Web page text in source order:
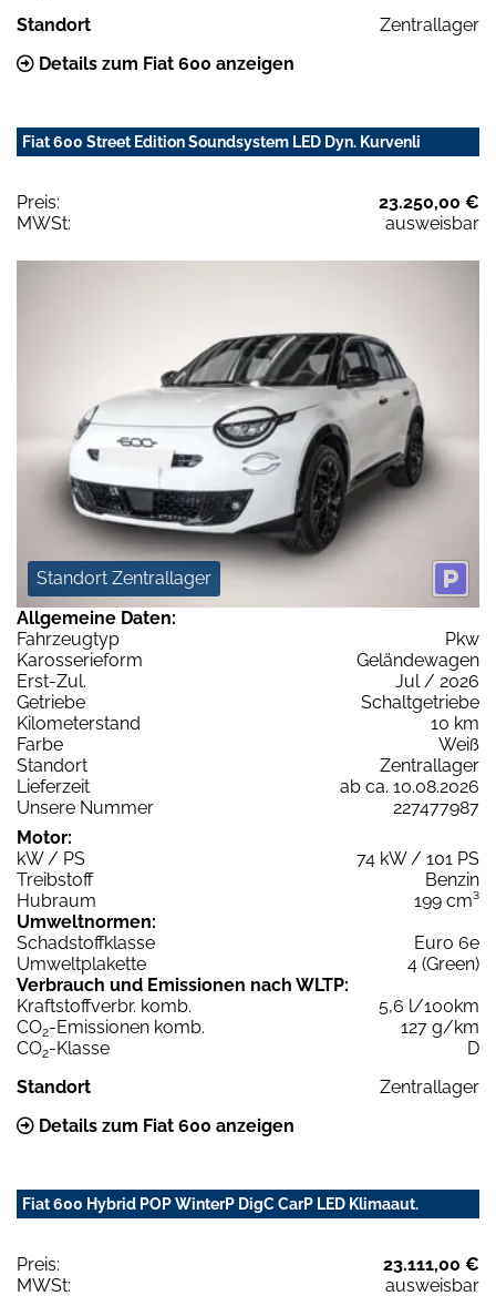
Standort
Zentrallager
Details zum Fiat 600 anzeigen
Fiat 600 Street Edition Soundsystem LED Dyn. Kurvenli
Preis:
23.250,00 €
MWSt:
ausweisbar
Standort Zentrallager
Allgemeine Daten:
Fahrzeugtyp
Pkw
Karosserieform
Geländewagen
Erst-Zul.
Jul / 2026
Getriebe
Schaltgetriebe
Kilometerstand
10 km
Farbe
Weiß
Standort
Zentrallager
Lieferzeit
ab ca. 10.08.2026
Unsere Nummer
227477987
Motor:
kW / PS
74 kW / 101 PS
Treibstoff
Benzin
Hubraum
199 cm³
Umweltnormen:
Schadstoffklasse
Euro 6e
Umweltplakette
4 (Green)
Verbrauch und Emissionen nach WLTP:
Kraftstoffverbr. komb.
5,6 l/100km
CO2-Emissionen komb.
127 g/km
CO2-Klasse
D
Standort
Zentrallager
Details zum Fiat 600 anzeigen
Fiat 600 Hybrid POP WinterP DigC CarP LED Klimaaut.
Preis:
23.111,00 €
MWSt:
ausweisbar